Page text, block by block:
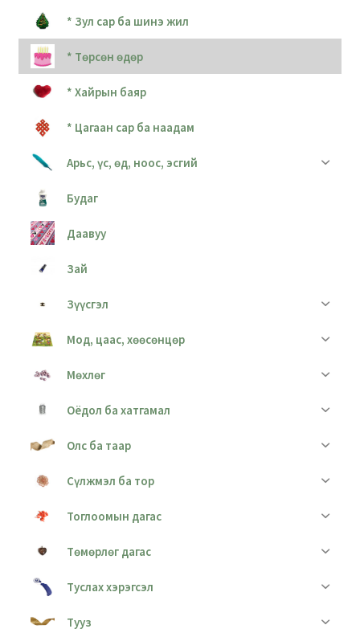
* Зул сар ба шинэ жил
* Төрсөн өдөр
* Хайрын баяр
* Цагаан сар ба наадам
Арьс, үс, өд, ноос, эсгий
Будаг
Даавуу
Зай
Зүүсгэл
Мод, цаас, хөөсөнцөр
Мөхлөг
Оёдол ба хатгамал
Олс ба таар
Сүлжмэл ба тор
Тоглоомын дагас
Төмөрлөг дагас
Туслах хэрэгсэл
Тууз